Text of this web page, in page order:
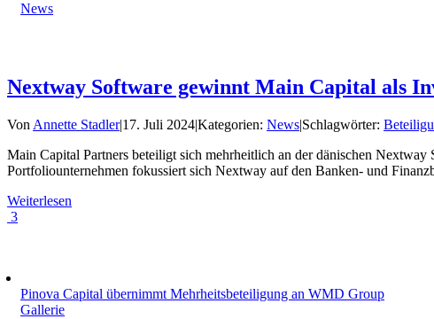
News
Nextway Software gewinnt Main Capital als
Von Annette Stadler|17. Juli 2024|Kategorien:News|Schlagwörter:
Main Capital Partners beteiligt sich mehrheitlich an der dänischen
Portfoliounternehmen fokussiert sich Nextway auf den Banken- und
Weiterlesen
3
Pinova Capital übernimmt Mehrheitsbeteiligung an WMD Group
Gallerie